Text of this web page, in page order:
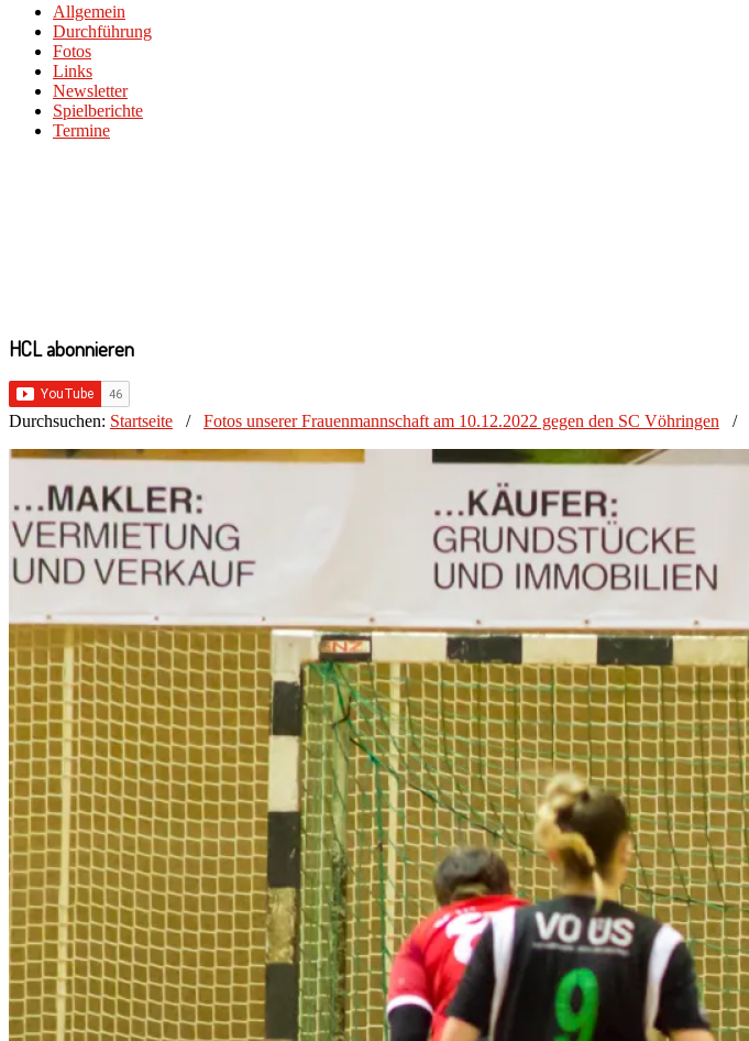
Allgemein
Durchführung
Fotos
Links
Newsletter
Spielberichte
Termine
HCL abonnieren
Durchsuchen: Startseite / Fotos unserer Frauenmannschaft am 10.12.2022 gegen den SC Vöhringen /